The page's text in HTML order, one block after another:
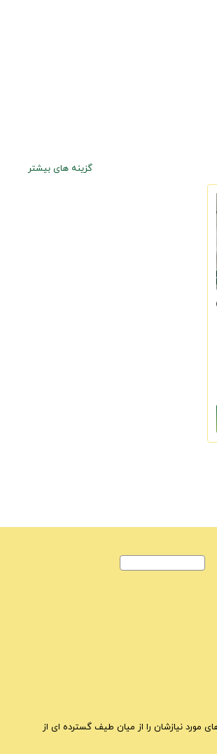
گزینه های بیشتر
مورد نیازشان را از میان طیف گسترده ای از